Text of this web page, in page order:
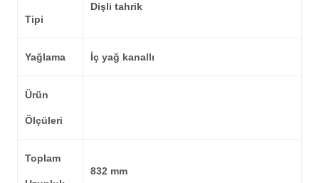
Tipi
Dişli tahrik
Yağlama İç yağ kanallı
Ürün
Ölçüleri
Toplam
832 mm